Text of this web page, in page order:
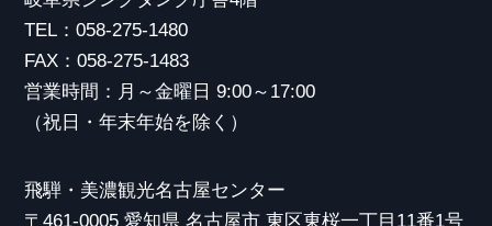
TEL：058-275-1480
FAX：058-275-1483
営業時間：月～金曜日 9:00～17:00
（祝日・年末年始を除く）
飛騨・美濃観光名古屋センター
〒461-0005 愛知県 名古屋市 東区東桜一丁目11番1号